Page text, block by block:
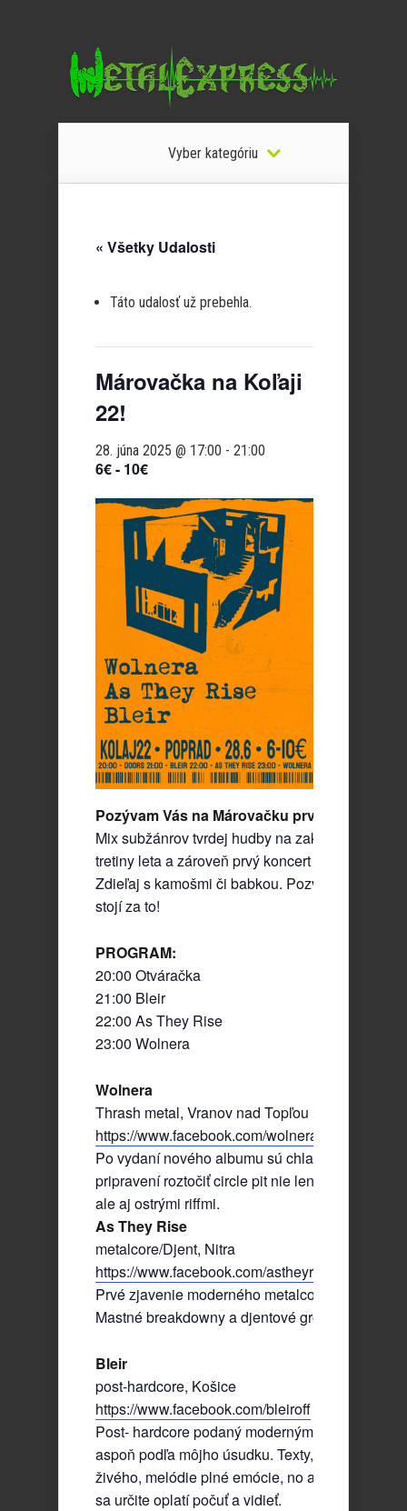
Vyber kategóriu
« Všetky Udalosti
Táto udalosť už prebehla.
Márovačka na Koľaji
22!
28. júna 2025 @ 17:00 - 21:00
6€ - 10€
Pozývam Vás na Márovačku prvú na Koľaji
Mix subžánrov tvrdej hudby na zakončenie prvej
tretiny leta a zároveň prvý koncert z mojej
Zdieľaj s kamošmi či babkou. Pozvi všetkých,
stojí za to!
PROGRAM:
20:00 Otváračka
21:00 Bleir
22:00 As They Rise
23:00 Wolnera
Wolnera
Thrash metal, Vranov nad Topľou
https://www.facebook.com/wolnera
Po vydaní nového albumu sú chlapci z Wolnery
pripravení roztočiť circle pit nie len svižným
ale aj ostrými riffmi.
As They Rise
metalcore/Djent, Nitra
https://www.facebook.com/astheyriseofficial
Prvé zjavenie moderného metalcore na Koľaji
Mastné breakdowny a djentové groovy riffy.
Bleir
post-hardcore, Košice
https://www.facebook.com/bleiroff
Post- hardcore podaný moderným spôsobom,
aspoň podľa môjho úsudku. Texty, ktoré režú do
živého, melódie plné emócie, no aj energickosť,
sa určite oplatí počuť a vidieť.